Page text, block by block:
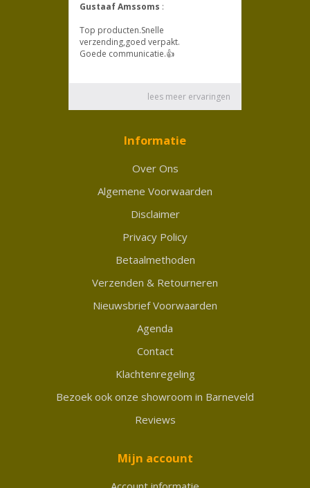
Informatie
Over Ons
Algemene Voorwaarden
Disclaimer
Privacy Policy
Betaalmethoden
Verzenden & Retourneren
Nieuwsbrief Voorwaarden
Agenda
Contact
Klachtenregeling
Bezoek ook onze showroom in Barneveld
Reviews
Mijn account